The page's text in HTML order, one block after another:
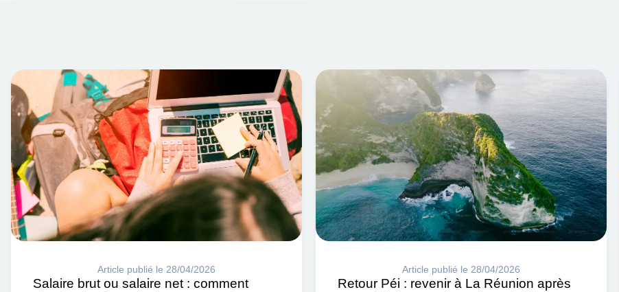
Article publié le 28/04/2026
Salaire brut ou salaire net : comment
Article publié le 28/04/2026
Retour Péi : revenir à La Réunion après